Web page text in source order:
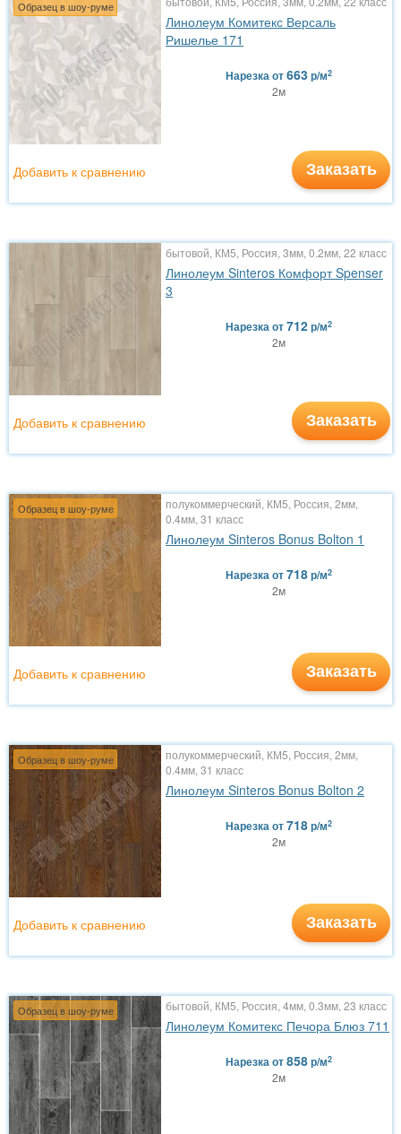
Образец в шоу-руме
Линолеум Комитекс Версаль
Ришелье 171
Нарезкаот663р/м2
2м
Заказать
Добавить к сравнению
бытовой, КМ5, Россия, 3мм, 0.2мм, 22 класс
Линолеум Sinteros Комфорт Spenser
3
Нарезкаот712р/м2
2м
Заказать
Добавить к сравнению
Образец в шоу-руме
полукоммерческий, КМ5, Россия, 2мм,
0.4мм, 31 класс
Линолеум Sinteros Bonus Bolton 1
Нарезкаот718р/м2
2м
Заказать
Добавить к сравнению
Образец в шоу-руме
полукоммерческий, КМ5, Россия, 2мм,
0.4мм, 31 класс
Линолеум Sinteros Bonus Bolton 2
Нарезкаот718р/м2
2м
Заказать
Добавить к сравнению
Образец в шоу-руме бытовой, КМ5, Россия, 4мм, 0.3мм, 23 класс
Линолеум Комитекс Печора Блюз 711
Нарезкаот858р/м2
2м